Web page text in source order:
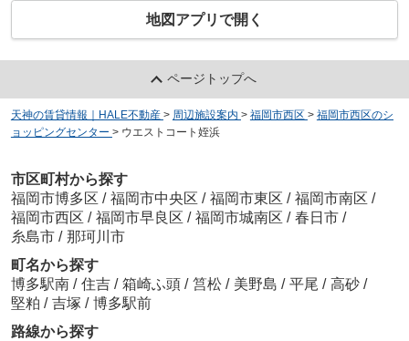
地図アプリで開く
ページトップへ
天神の賃貸情報｜HALE不動産 > 周辺施設案内 > 福岡市西区 > 福岡市西区のシ
ョッピングセンター > ウエストコート姪浜
市区町村から探す
福岡市博多区 / 福岡市中央区 / 福岡市東区 / 福岡市南区 /
福岡市西区 / 福岡市早良区 / 福岡市城南区 / 春日市 /
糸島市 / 那珂川市
町名から探す
博多駅南 / 住吉 / 箱崎ふ頭 / 筥松 / 美野島 / 平尾 / 高砂 /
堅粕 / 吉塚 / 博多駅前
路線から探す